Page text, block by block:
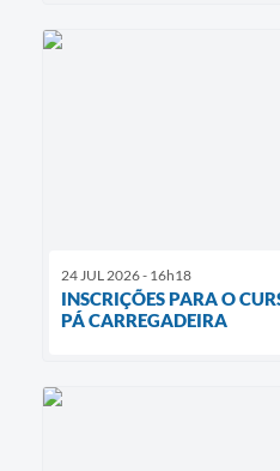
24 JUL 2026 - 16h18
INSCRIÇÕES PARA O
PÁ CARREGADEIRA